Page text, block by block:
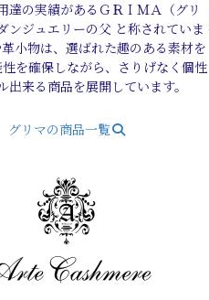
達の実績があるＧＲＩＭＡ（グリ
ンジュエリーの父 と称されていま
小物は、選ばれた趣のある素材を
を確保しながら、さりげなく個性
出来る商品を展開しています。
グリマの商品一覧